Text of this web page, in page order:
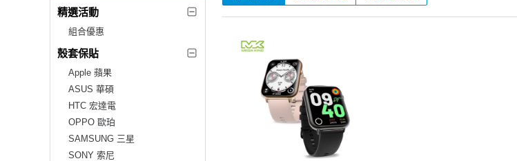
精選活動
組合優惠
殼套保貼
Apple 蘋果
ASUS 華碩
HTC 宏達電
OPPO 歐珀
SAMSUNG 三星
SONY 索尼